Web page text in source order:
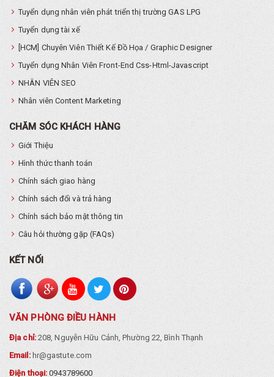
Tuyển dụng nhân viên phát triển thị trường GAS LPG
Tuyển dụng tài xế
[HCM] Chuyên Viên Thiết Kế Đồ Họa / Graphic Designer
Tuyển dụng Nhân Viên Front-End Css-Html-Javascript
NHÂN VIÊN SEO
Nhân viên Content Marketing
CHĂM SÓC KHÁCH HÀNG
Giới Thiệu
Hình thức thanh toán
Chính sách giao hàng
Chính sách đổi và trả hàng
Chính sách bảo mật thông tin
Câu hỏi thường gặp (FAQs)
KẾT NỐI
VĂN PHÒNG ĐIỀU HÀNH
Địa chỉ:208, Nguyễn Hữu Cảnh, Phường 22, Bình Thạnh
Email: hr@gastute.com
Điện thoại:0943789600